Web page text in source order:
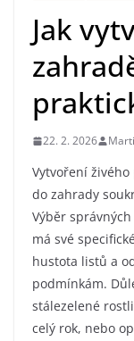
Jak
22. 2. 2026
Vytvoření
do zahrady
Výběr
má své
hustota listů a
podmínkám.
stálezelené
celý rok, nebo